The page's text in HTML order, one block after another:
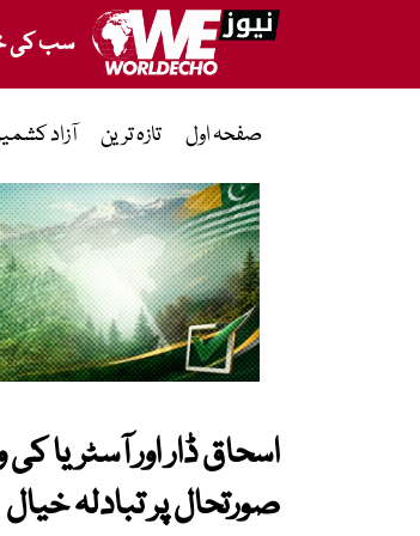
سب کی
صفحہ اول تازہ ترین آزاد کشمیر
اسحاق ڈار اور آسٹریا
صورتحال پر تبادلہ خیال